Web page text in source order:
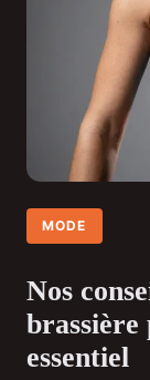
MODE
Nos
brassière
essentiel